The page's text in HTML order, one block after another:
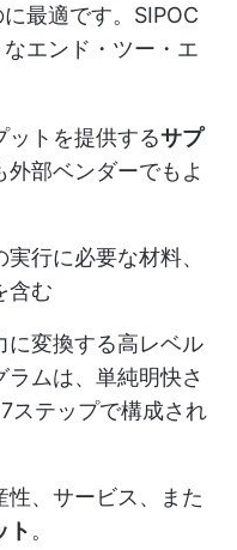
最適です。SIPOC
エンド・ツー・エ
ットを提供するサプ
部ベンダーでもよ
実行に必要な材料、
含む
に変換する高レベル
ムは、単純明快さ
ステップで構成され
性、サービス、また
ト 。